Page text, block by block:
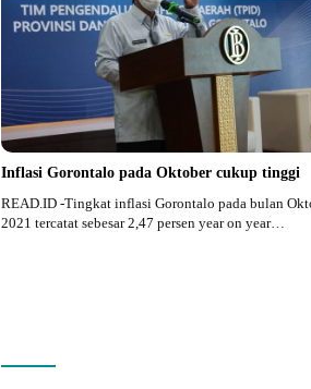
Inflasi Gorontalo pada Oktober cukup tinggi
READ.ID -Tingkat inflasi Gorontalo pada bulan
2021 tercatat sebesar 2,47 persen year on year…